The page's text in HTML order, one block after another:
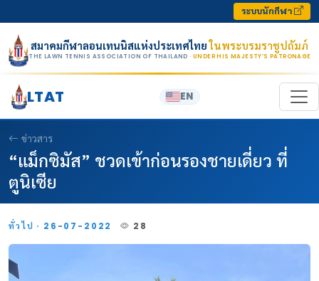
ระบบนักกีฬา
สมาคมกีฬาลอนเทนนิสแห่งประเทศไทยในพระบรมราชูปถัมภ์
THE LAWN TENNIS ASSOCIATION OF THAILAND · UNDER HIS MAJESTY’S PATRONAGE
LTAT EN
ข่าวสาร
“แม็กซิมัส” ชวดเข้าก่อนรองชายเดี่ยว ที่
ตูนิเซีย
ทั่วไป · 26-07-2022 28